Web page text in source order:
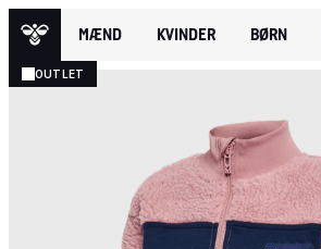
MÆND KVINDER BØRN
OUTLET